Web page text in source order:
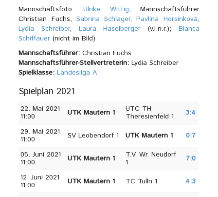
Mannschaftsfoto:Ulrike Wittig, Mannschaftsführer
Christian Fuchs, Sabrina Schlager,Pavlína Horsinková,
Lydia Schreiber, Laura Haselberger (v.l.n.r.); Bianca
Schiffauer (nicht im Bild)
Mannschaftsführer: Christian Fuchs
Mannschaftsführer-Stellvertreterin: Lydia Schreiber
Spielklasse: Landesliga A
Spielplan 2021
22. Mai 2021
11:00
UTK Mautern 1
UTC TH
Theresienfeld 1
3:4
29. Mai 2021
11:00
SV Leobendorf 1 UTK Mautern 1
0:7
05. Juni 2021
11:00
UTK Mautern 1
T.V. Wr. Neudorf
1
7:0
12. Juni 2021
11:00
UTK Mautern 1 TC Tulln 1
4:3